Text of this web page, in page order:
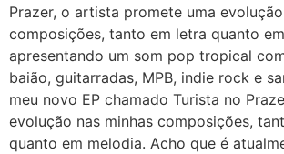
Prazer, o artista promete uma
composições, tanto em letra quanto
apresentando um som pop tropical
baião, guitarradas, MPB, indie rock e
meu novo EP chamado Turista no
evolução nas minhas composições,
quanto em melodia. Acho que é